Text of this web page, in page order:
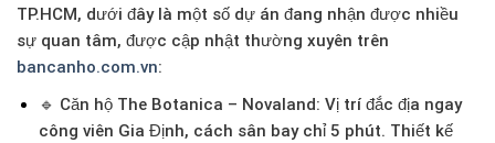
TP.HCM, dưới đây là một số dự án đang nhận được nhiều
sự quan tâm, được cập nhật thường xuyên trên
bancanho.com.vn:
🔹 Căn hộ The Botanica – Novaland: Vị trí đắc địa ngay
công viên Gia Định, cách sân bay chỉ 5 phút. Thiết kế